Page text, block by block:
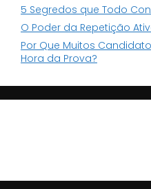
5 Segredos que Todo
O Poder da Repetição
Por Que Muitos
Hora da Prova?